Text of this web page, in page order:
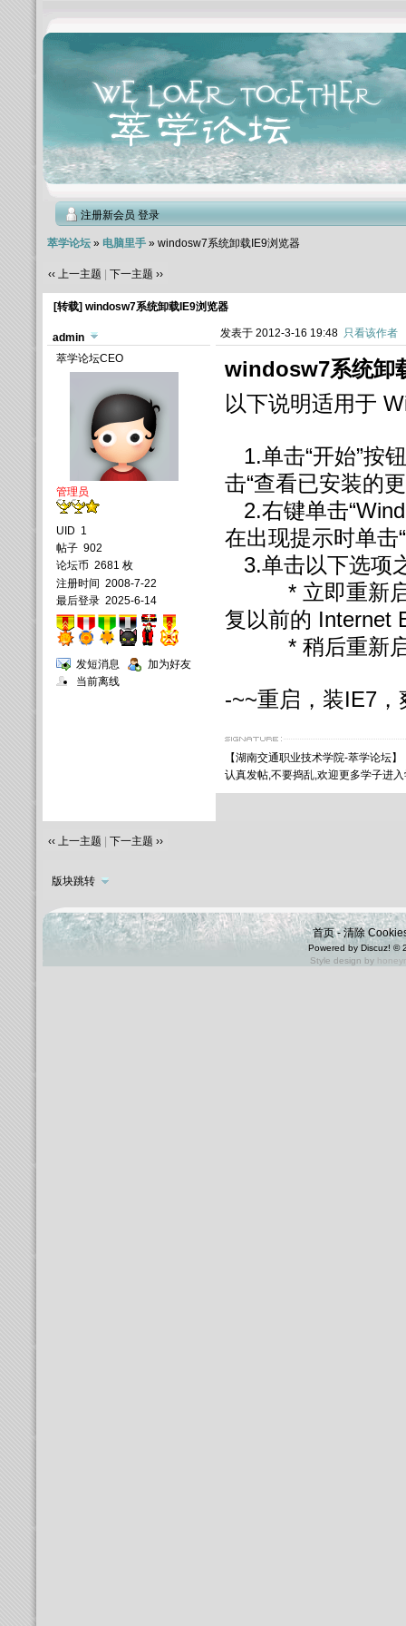
注册新会员 登录
萃学论坛» 电脑里手» windosw7系统卸载IE9浏览器
‹‹ 上一主题 下一主题 ››
[转载] windosw7系统卸载IE9浏览器
admin
萃学论坛CEO
管理员
UID 1
帖子 902
论坛币 2681 枚
注册时间 2008-7-22
最后登录 2025-6-14
发短消息
加为好友
当前离线
发表于 2012-3-16 19:48 只看该作者
windosw7系统卸
以下说明适用于
1.单击“开始”按
击“查看已安装的
2.右键单击
在出现提示时单击
3.单击以下选项
* 立即重新启动
复以前的 Internet
* 稍后重新启动
-~~重启，装IE7，
【湖南交通职业技术学院-萃学论坛】
认真发帖,不要捣乱,欢迎更多学子进
‹‹ 上一主题 下一主题 ››
版块跳转
首页-清除
Powered by Discuz! ©
Style design by